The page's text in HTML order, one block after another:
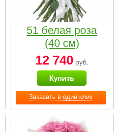
Заказать в один клик
51 белая роза
(40 см)
12 740руб.
Купить